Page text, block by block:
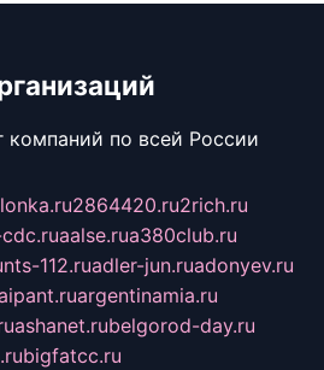
компаний по всей России
2864420.ru2rich.ru
aalse.rua380club.ru
112.ruadler-jun.ruadonyev.ru
argentinamia.ru
ashanet.rubelgorod-day.ru
bigfatcc.ru